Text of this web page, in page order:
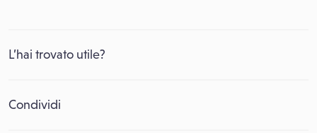
L’hai trovato utile?
Condividi